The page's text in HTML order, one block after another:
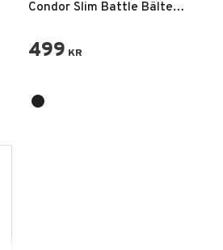
Condor Slim Battle Bälte
499 KR